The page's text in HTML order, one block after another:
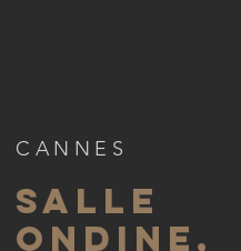
CANNES
SALLE
ONDINE,